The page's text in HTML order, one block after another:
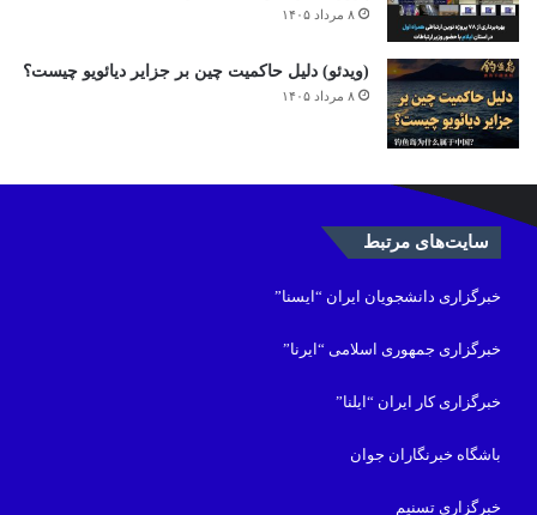
۸ مرداد ۱۴۰۵
(ویدئو) دلیل حاکمیت چین بر جزایر دیائویو چیست؟
۸ مرداد ۱۴۰۵
سایت‌های مرتبط
خبرگزاری دانشجویان ایران “ایسنا”
خبرگزاری جمهوری اسلامی “ایرنا”
خبرگزاری کار ایران “ایلنا”
باشگاه خبرنگاران جوان
خبرگزاری تسنیم